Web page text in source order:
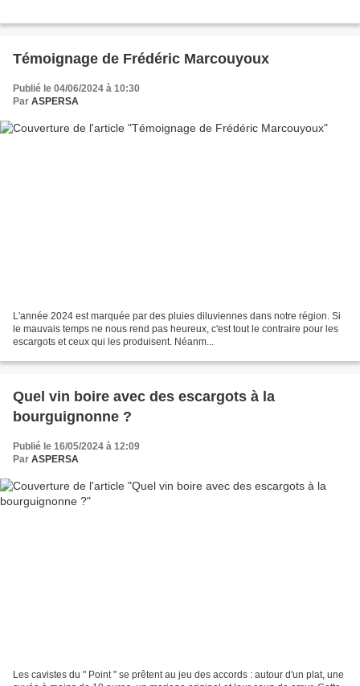
Témoignage de Frédéric Marcouyoux
Publié le 04/06/2024 à 10:30
Par ASPERSA
L'année 2024 est marquée par des pluies diluviennes dans notre région. Si
le mauvais temps ne nous rend pas heureux, c'est tout le contraire pour les
escargots et ceux qui les produisent. Néanm...
Quel vin boire avec des escargots à la
bourguignonne ?
Publié le 16/05/2024 à 12:09
Par ASPERSA
Les cavistes du " Point " se prêtent au jeu des accords : autour d'un plat, une